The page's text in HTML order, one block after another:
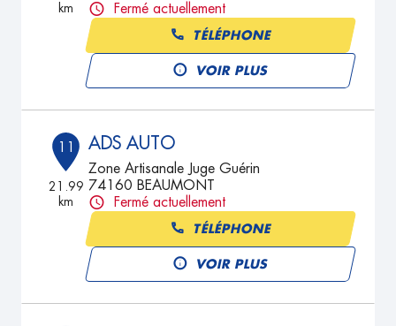
km
Fermé actuellement
TÉLÉPHONE
VOIR PLUS
11
21.99
km
ADS AUTO
Zone Artisanale Juge Guérin
74160 BEAUMONT
Fermé actuellement
TÉLÉPHONE
VOIR PLUS